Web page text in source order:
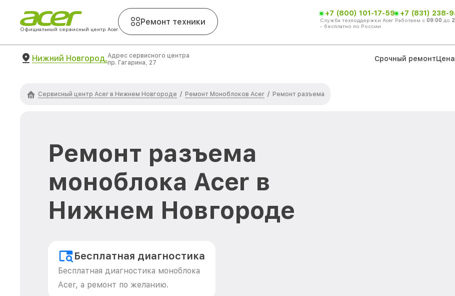
Официальный сервисный центр Acer
Ремонт техники
+7 (800) 101-17-59
Служба техподдержки Acer
- бесплатно по России
+7 (831) 238-
Работаем с 09:00 до
Нижний Новгород,Адрес сервисного центра
пр. Гагарина, 27
Срочный ремонт
Сервисный центр Acer в Нижнем Новгороде / Ремонт Моноблоков Acer / Ремонт разъема
Ремонт разъема
моноблока Acer в
Нижнем Новгороде
Бесплатная диагностика
Бесплатная диагностика моноблока
Acer, а ремонт по желанию.